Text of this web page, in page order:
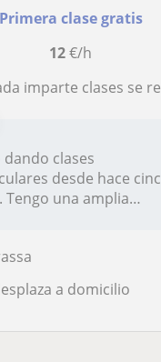
Primera clase gratis
12€/h
imparte clases se repaso
dando clases
desde hace
Tengo una amplia
a domicilio